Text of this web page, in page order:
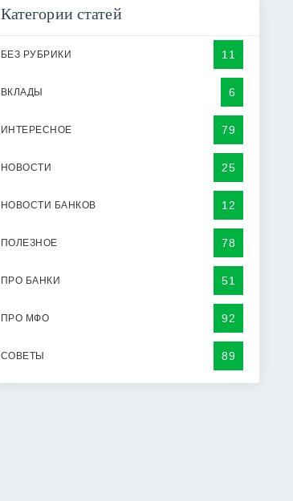
Категории статей
БЕЗ РУБРИКИ 11
ВКЛАДЫ 6
ИНТЕРЕСНОЕ 79
НОВОСТИ 25
НОВОСТИ БАНКОВ 12
ПОЛЕЗНОЕ 78
ПРО БАНКИ 51
ПРО МФО 92
СОВЕТЫ 89